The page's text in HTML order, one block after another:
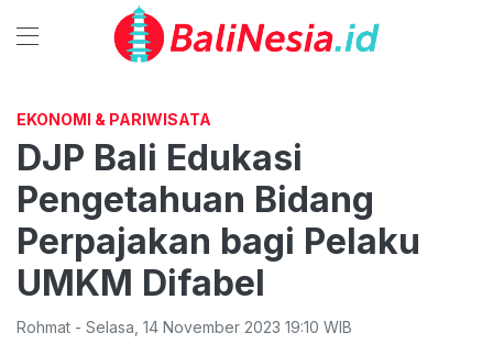
EKONOMI & PARIWISATA
DJP Bali Edukasi
Pengetahuan Bidang
Perpajakan bagi Pelaku
UMKM Difabel
Rohmat - Selasa 14 November 2023 19:10 WIB